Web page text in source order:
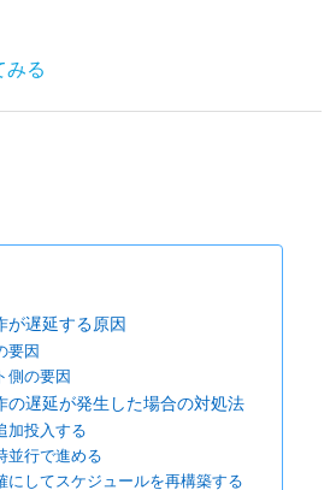
みる
が遅延する原因
要因
側の要因
の遅延が発生した場合の対処法
加投入する
並行で進める
にしてスケジュールを再構築する